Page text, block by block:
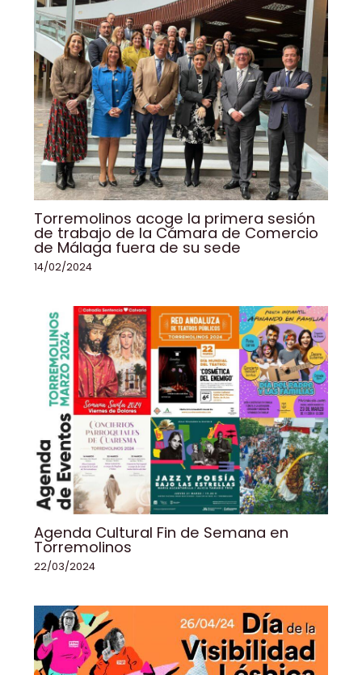
Torremolinos acoge la primera sesión
de trabajo de la Cámara de Comercio
de Málaga fuera de su sede
14/02/2024
Agenda Cultural Fin de Semana en
Torremolinos
22/03/2024